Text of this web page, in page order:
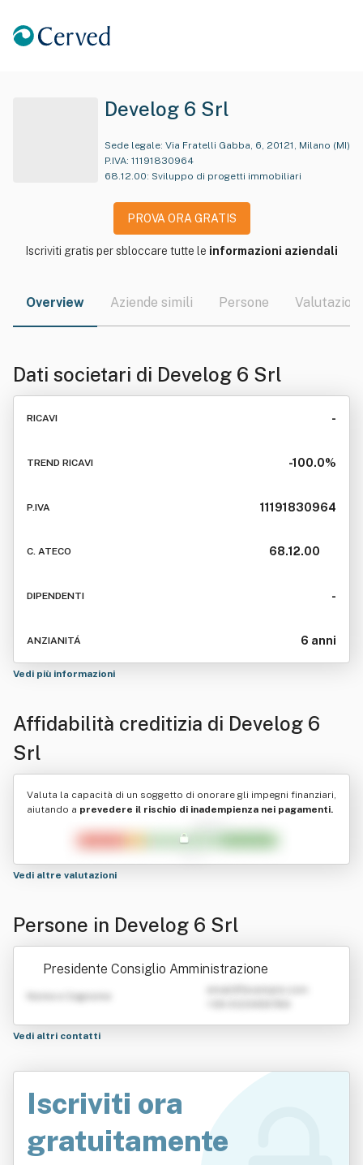
Develog 6 Srl
Sede legale: Via Fratelli Gabba, 6, 20121, Milano (MI)
P.IVA: 11191830964
68.12.00: Sviluppo di progetti immobiliari
PROVA ORA GRATIS
Iscriviti gratis per sbloccare tutte le informazioni aziendali
Overview Aziende simili Persone Valutazioni
Dati societari di Develog 6 Srl
RICAVI -
TREND RICAVI -100.0%
P.IVA 11191830964
C. ATECO 68.12.00
DIPENDENTI -
ANZIANITÁ 6 anni
Vedi più informazioni
Affidabilità creditizia di Develog 6
Srl
Valuta la capacità di un soggetto di onorare gli impegni finanziari,
aiutando a prevedere il rischio di inadempienza nei pagamenti.
Vedi altre valutazioni
Persone in Develog 6 Srl
Presidente Consiglio Amministrazione
Nome e Cognome
Vedi altri contatti
Iscriviti ora
gratuitamente